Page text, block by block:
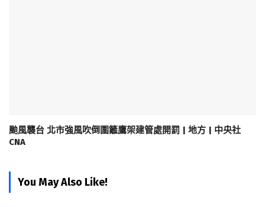
颱風襲台 北市強風吹倒圍籬鷹架建管處開罰 | 地方 | 中央社
CNA
You May Also Like!